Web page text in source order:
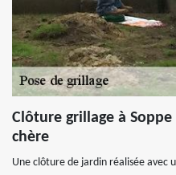
Clôture grillage à
chère
Une clôture de jardin réalisée avec